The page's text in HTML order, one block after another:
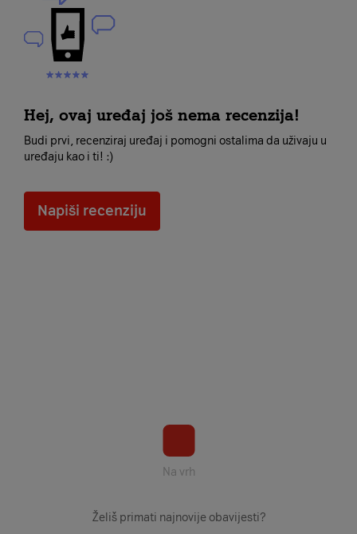
Hej, ovaj uređaj još nema recenzija!
Budi prvi, recenziraj uređaj i pomogni ostalima da uživaju u
uređaju kao i ti! :)
Napiši recenziju
Na vrh
Želiš primati najnovije obavijesti?